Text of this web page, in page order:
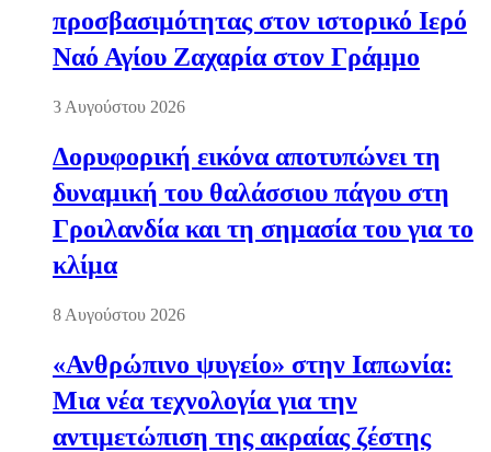
προσβασιμότητας στον ιστορικό Ιερό
Ναό Αγίου Ζαχαρία στον Γράμμο
3 Αυγούστου 2026
Δορυφορική εικόνα αποτυπώνει τη
δυναμική του θαλάσσιου πάγου στη
Γροιλανδία και τη σημασία του για το
κλίμα
8 Αυγούστου 2026
«Ανθρώπινο ψυγείο» στην Ιαπωνία:
Μια νέα τεχνολογία για την
αντιμετώπιση της ακραίας ζέστης